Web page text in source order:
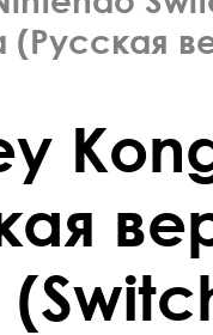
(Русская